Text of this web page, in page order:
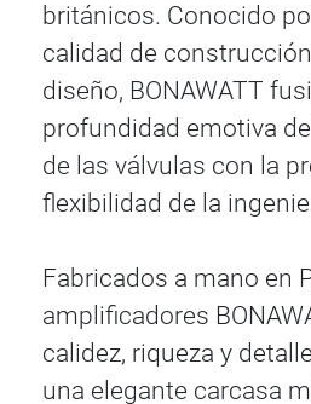
británicos. Conocido
calidad de
diseño, BONAWATT
profundidad emotiva
de las válvulas con la
flexibilidad de la
Fabricados a mano en
amplificadores
calidez, riqueza y
una elegante carcasa